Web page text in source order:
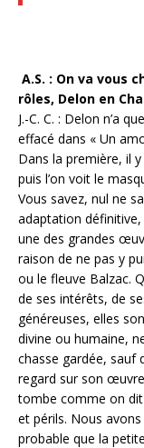
A.S. : On va vous
rôles, Delon en
J.-C. C. : Delon n’a
effacé dans « Un
Dans la première, il
puis l’on voit le
Vous savez, nul ne
adaptation
une des grandes
raison de ne pas y
ou le fleuve Balzac.
de ses intérêts, de
généreuses, elles
divine ou humaine,
chasse gardée, sauf
regard sur son
tombe comme on
et périls. Nous
probable que la